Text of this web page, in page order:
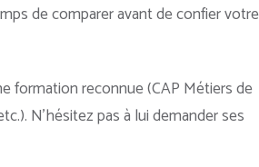
de comparer avant de confier votre
formation reconnue (CAP Métiers de
N’hésitez pas à lui demander ses